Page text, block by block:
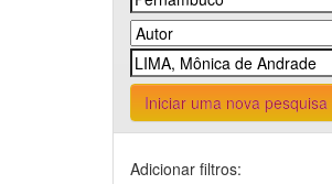
Iniciar uma nova pesquisa
Adicionar filtros: